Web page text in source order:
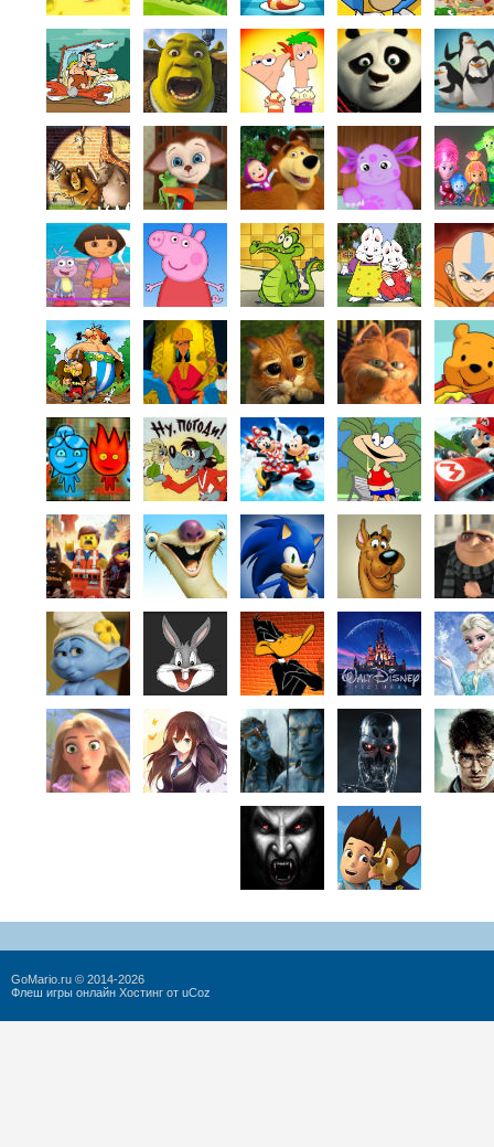
GoMario.ru © 2014-2026
Флеш игры онлайн Хостинг от uCoz